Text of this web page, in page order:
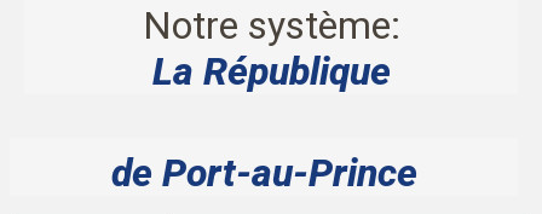
Notre système:
La République
de Port-au-Prince